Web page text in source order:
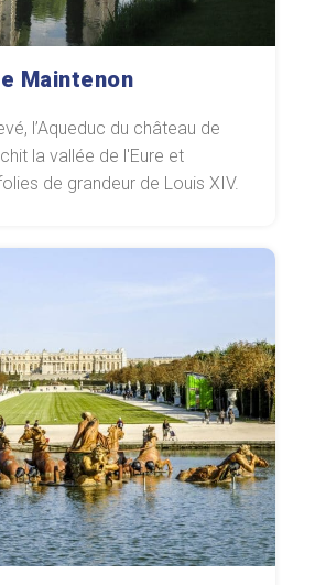
Maintenon
l’Aqueduc du château de
la vallée de l'Eure et
de grandeur de Louis XIV.